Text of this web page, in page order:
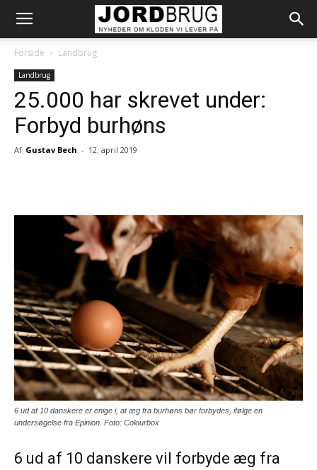
Forside Landbrug
Landbrug
25.000 har skrevet under:
Forbyd burhøns
Af Gustav Bech - 12. april 2019
6 ud af 10 danskere er enige i, at æg fra burhøns bør forbydes, ifølge en
undersøgelse fra Epinion. Foto: Colourbox
6 ud af 10 danskere vil forbyde æg fra